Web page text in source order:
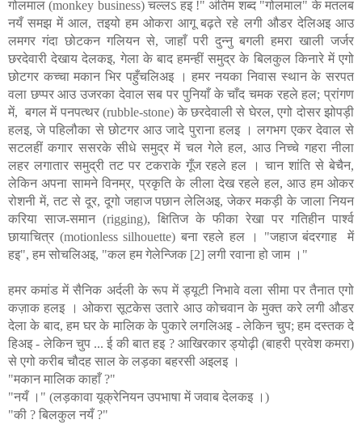
गोलमाल (monkey business) चल्लऽ हइ !" अंतिम शब्द "गोलमाल" के मतलब
नयँ समझ में आल, तइयो हम ओकरा आगू बढ़ते रहे लगी औडर देलिअइ आउ
लमगर गंदा छोटकन गलियन से, जाहाँ परी दुन्नु बगली हमरा खाली जर्जर
छरदेवारी देखाय देलकइ, गेला के बाद हमन्हीं समुद्र के बिलकुल किनारे में एगो
छोटगर कच्चा मकान भिर पहुँचलिअइ । हमर नयका निवास स्थान के सरपत
वला छप्पर आउ उजरका देवाल सब पर पुनियाँ के चाँद चमक रहले हल; प्रांगण
में, बगल में पनपत्थर (rubble-stone) के छरदेवाली से घेरल, एगो दोसर झोपड़ी
हलइ, जे पहिलौका से छोटगर आउ जादे पुराना हलइ । लगभग एकर देवाल से
सटलहीं कगार ससरके सीधे समुद्र में चल गेले हल, आउ निच्चे गहरा नीला
लहर लगातार समुद्री तट पर टकराके गूँज रहले हल । चान शांति से बेचैन,
लेकिन अपना सामने विनम्र, प्रकृति के लीला देख रहले हल, आउ हम ओकर
रोशनी में, तट से दूर, दूगो जहाज पछान लेलिअइ, जेकर मकड़ी के जाला नियन
करिया साज-समान (rigging), क्षितिज के फीका रेखा पर गतिहीन पार्श्व
छायाचित्र (motionless silhouette) बना रहले हल । "जहाज बंदरगाह
में
हइ", हम सोचलिअइ, "कल हम गेलेन्जिक [2] लगी रवाना हो जाम ।"
हमर कमांड में सैनिक अर्दली के रूप में ड्यूटी निभावे वला सीमा पर तैनात एगो
कज़ाक हलइ । ओकरा सूटकेस उतारे आउ कोचवान के मुक्त करे लगी औडर
देला के बाद, हम घर के मालिक के पुकारे लगलिअइ - लेकिन चुप; हम दस्तक दे
हिअइ - लेकिन चुप ... ई की बात हइ ? आखिरकार ड्योढ़ी (बाहरी प्रवेश कमरा)
से एगो करीब चौदह साल के लड़का बहरसी अइलइ ।
"मकान मालिक काहाँ ?"
"नयँ ।" (लड़कावा यूक्रेनियन उपभाषा में जवाब देलकइ ।)
"की ? बिलकुल नयँ ?"